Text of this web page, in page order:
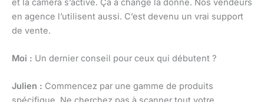
et la caméra s’active. Ça a changé la donne. Nos vendeurs
en agence l’utilisent aussi. C’est devenu un vrai support
de vente.
Moi : Un dernier conseil pour ceux qui débutent ?
Julien : Commencez par une gamme de produits